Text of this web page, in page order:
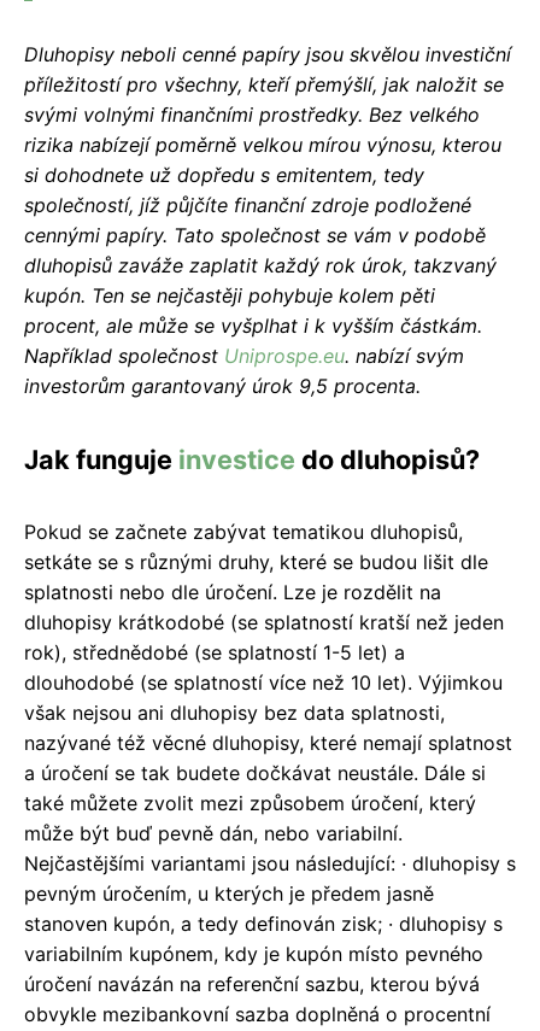
Dluhopisy neboli cenné papíry jsou skvělou investiční
příležitostí pro všechny, kteří přemýšlí, jak naložit se
svými volnými finančními prostředky. Bez velkého
rizika nabízejí poměrně velkou mírou výnosu, kterou
si dohodnete už dopředu s emitentem, tedy
společností, jíž půjčíte finanční zdroje podložené
cennými papíry. Tato společnost se vám v podobě
dluhopisů zaváže zaplatit každý rok úrok, takzvaný
kupón. Ten se nejčastěji pohybuje kolem pěti
procent, ale může se vyšplhat i k vyšším částkám.
Například společnost Uniprospe.eu. nabízí svým
investorům garantovaný úrok 9,5 procenta.
Jak funguje investice do dluhopisů?
Pokud se začnete zabývat tematikou dluhopisů,
setkáte se s různými druhy, které se budou lišit dle
splatnosti nebo dle úročení. Lze je rozdělit na
dluhopisy krátkodobé (se splatností kratší než jeden
rok), střednědobé (se splatností 1-5 let) a
dlouhodobé (se splatností více než 10 let). Výjimkou
však nejsou ani dluhopisy bez data splatnosti,
nazývané též věcné dluhopisy, které nemají splatnost
a úročení se tak budete dočkávat neustále. Dále si
také můžete zvolit mezi způsobem úročení, který
může být buď pevně dán, nebo variabilní.
Nejčastějšími variantami jsou následující: · dluhopisy s
pevným úročením, u kterých je předem jasně
stanoven kupón, a tedy definován zisk; · dluhopisy s
variabilním kupónem, kdy je kupón místo pevného
úročení navázán na referenční sazbu, kterou bývá
obvykle mezibankovní sazba doplněná o procentní